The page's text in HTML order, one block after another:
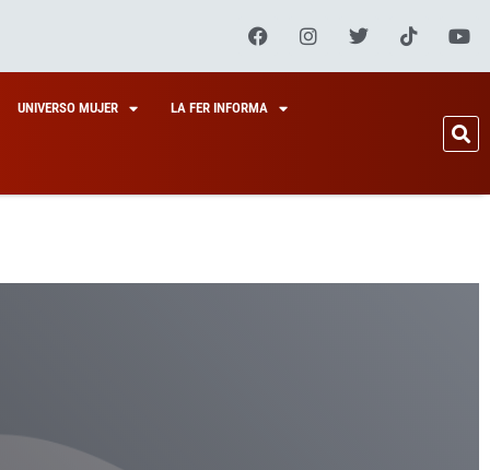
UNIVERSO MUJER LA FER INFORMA